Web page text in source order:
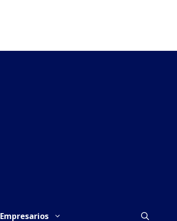
Empresarios